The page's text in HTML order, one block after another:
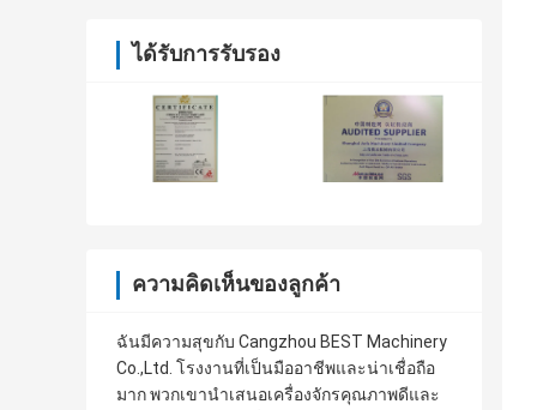
ได้รับการรับรอง
ความคิดเห็นของลูกค้า
ฉันมีความสุขกับ Cangzhou BEST Machinery
Co.,Ltd. โรงงานที่เป็นมืออาชีพและน่าเชื่อถือ
มาก พวกเขานำเสนอเครื่องจักรคุณภาพดีและ